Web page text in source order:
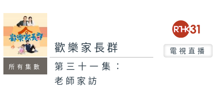
所有集數
歡樂家長群 電視直播
第三十一集：
老師家訪